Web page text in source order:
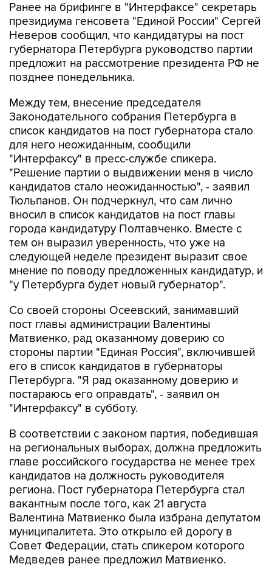
Ранее на брифинге в "Интерфаксе" секретарь
президиума генсовета "Единой России" Сергей
Неверов сообщил, что кандидатуры на пост
губернатора Петербурга руководство партии
предложит на рассмотрение президента РФ не
позднее понедельника.
Между тем, внесение председателя
Законодательного собрания Петербурга в
список кандидатов на пост губернатора стало
для него неожиданным, сообщили
"Интерфаксу" в пресс-службе спикера.
"Решение партии о выдвижении меня в число
кандидатов стало неожиданностью", - заявил
Тюльпанов. Он подчеркнул, что сам лично
вносил в список кандидатов на пост главы
города кандидатуру Полтавченко. Вместе с
тем он выразил уверенность, что уже на
следующей неделе президент выразит свое
мнение по поводу предложенных кандидатур, и
"у Петербурга будет новый губернатор".
Со своей стороны Осеевский, занимавший
пост главы администрации Валентины
Матвиенко, рад оказанному доверию со
стороны партии "Единая Россия", включившей
его в список кандидатов в губернаторы
Петербурга. "Я рад оказанному доверию и
постараюсь его оправдать", - заявил он
"Интерфаксу" в субботу.
В соответствии с законом партия, победившая
на региональных выборах, должна предложить
главе российского государства не менее трех
кандидатов на должность руководителя
региона. Пост губернатора Петербурга стал
вакантным после того, как 21 августа
Валентина Матвиенко была избрана депутатом
муниципалитета. Это открыло ей дорогу в
Совет Федерации, стать спикером которого
Медведев ранее предложил Матвиенко.